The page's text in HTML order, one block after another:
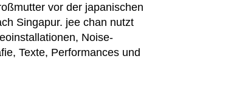
vor der japanischen
Singapur. jee chan nutzt
Noise-
Texte, Performances und